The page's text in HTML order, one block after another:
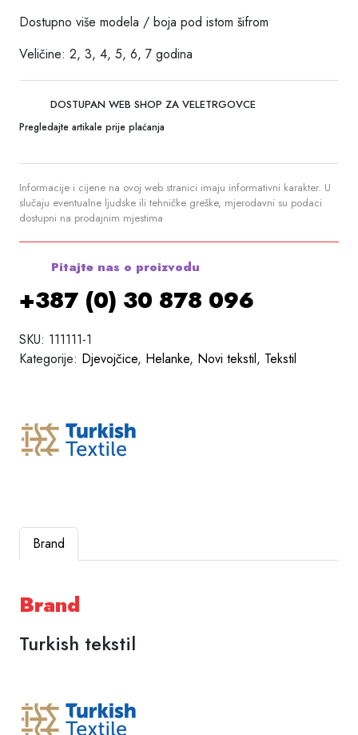
Dostupno više modela / boja pod istom šifrom
Veličine: 2, 3, 4, 5, 6, 7 godina
DOSTUPAN WEB SHOP ZA VELETRGOVCE
Pregledajte artikale prije plaćanja
Informacije i cijene na ovoj web stranici imaju informativni karakter. U
slučaju eventualne ljudske ili tehničke greške, mjerodavni su podaci
dostupni na prodajnim mjestima
Pitajte nas o proizvodu
+387 (0) 30 878 096
SKU: 111111-1
Kategorije: Djevojčice, Helanke, Novi tekstil, Tekstil
Brand
Brand
Turkish tekstil